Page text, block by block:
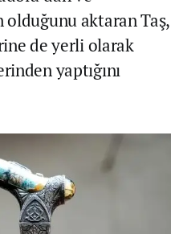
aktaran Taş,
de yerli olarak
yaptığını